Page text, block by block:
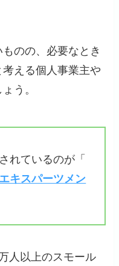
のの、必要なとき
える個人事業主や
う。
れているのが「
キスパーツメン
人以上のスモール